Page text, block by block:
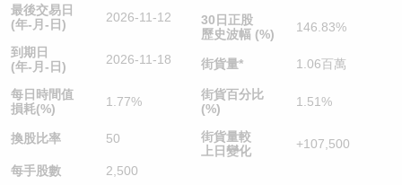
最後交易日
(年-月-日)
2026-11-12
到期日
(年-月-日)
2026-11-18
每日時間值
損耗(%)
1.77%
換股比率 50
每手股數 2,500
30日正股
歷史波幅 (%)
146.83%
街貨量* 1.06百萬
街貨百分比
(%)
1.51%
街貨量較
上日變化
+107,500